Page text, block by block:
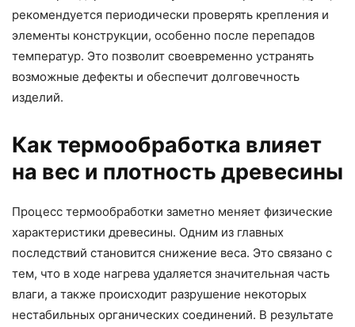
рекомендуется периодически проверять крепления и
элементы конструкции, особенно после перепадов
температур. Это позволит своевременно устранять
возможные дефекты и обеспечит долговечность
изделий.
Как термообработка влияет
на вес и плотность древесины
Процесс термообработки заметно меняет физические
характеристики древесины. Одним из главных
последствий становится снижение веса. Это связано с
тем, что в ходе нагрева удаляется значительная часть
влаги, а также происходит разрушение некоторых
нестабильных органических соединений. В результате